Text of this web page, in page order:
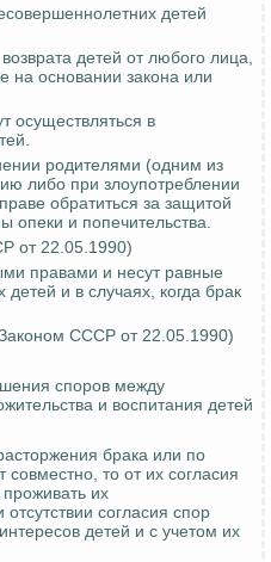
детей
детей от любого лица,
на основании закона или
осуществляться в
родителями (одним из
либо при злоупотреблении
обратиться за защитой
опеки и попечительства.
от 22.05.1990)
правами и несут равные
детей и в случаях, когда брак
СССР от 22.05.1990)
споров между
и воспитания детей
брака или по
то от их согласия
проживать их
согласия спор
детей и с учетом их